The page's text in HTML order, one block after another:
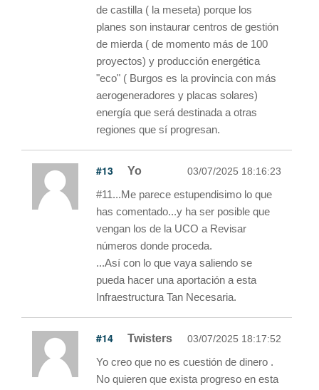
de castilla ( la meseta) porque los
planes son instaurar centros de gestión
de mierda ( de momento más de 100
proyectos) y producción energética
"eco" ( Burgos es la provincia con más
aerogeneradores y placas solares)
energía que será destinada a otras
regiones que sí progresan.
#13 Yo 03/07/2025 18:16:23
#11...Me parece estupendisimo lo que
has comentado...y ha ser posible que
vengan los de la UCO a Revisar
números donde proceda.
...Así con lo que vaya saliendo se
pueda hacer una aportación a esta
Infraestructura Tan Necesaria.
#14 Twisters 03/07/2025 18:17:52
Yo creo que no es cuestión de dinero .
No quieren que exista progreso en esta